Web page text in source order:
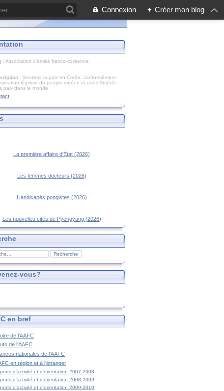
Connexion + Créer mon blog
: Association d'amitié franco-coréenne
: Soutenir la paix en Corée, conformément
légitime du peuple coréen et dans l’intérêt
paix dans le monde
La première affaire d'État (2026)
Les femmes docteurs (2026)
Handicapés pongistes (2026)
Les nouvelles cités de Pyongyang (2026)
vous?
en bref
de l'AAFC
de l'AAFC
nationales de l'AAFC
en région et à l'étranger
d'activité et d'orientation 2007-2008
d'activité et d'orientation 2008-2009
d'activité et d'orientation 2009-2010